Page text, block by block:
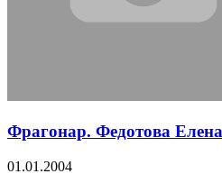
Фрагонар. Федотова
01.01.2004